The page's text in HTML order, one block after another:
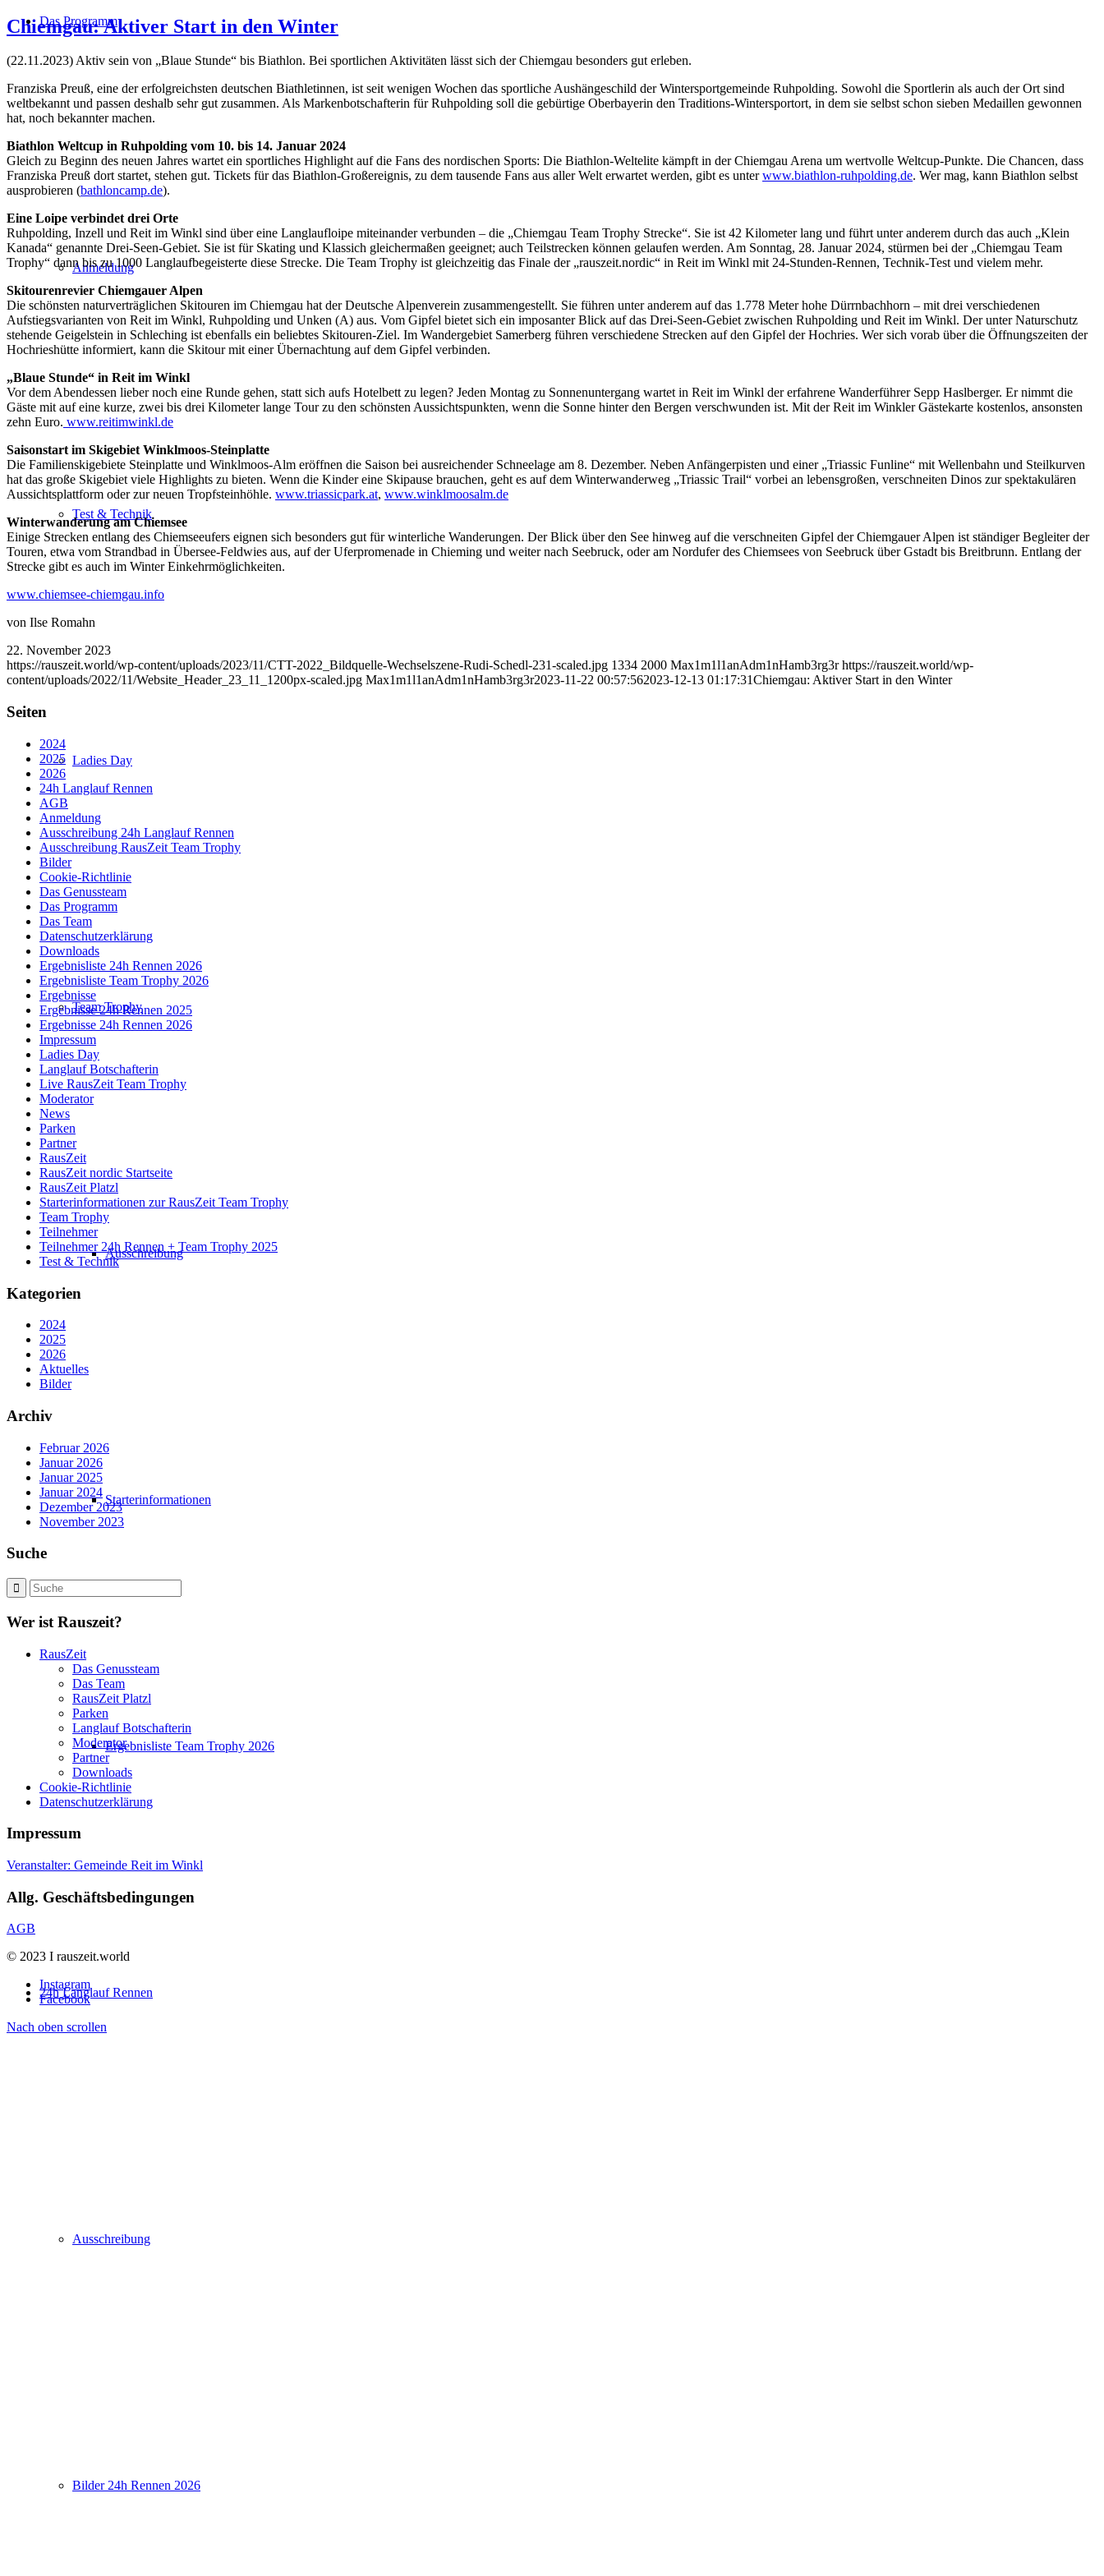
Das Programm
Anmeldung
Test & Technik
Ladies Day
Team Trophy
Ausschreibung
Starterinformationen
Ergebnisliste Team Trophy 2026
24h Langlauf Rennen
Ausschreibung
Bilder 24h Rennen 2026
Chiemgau: Aktiver Start in den Winter
(22.11.2023) Aktiv sein von „Blaue Stunde“ bis Biathlon. Bei sportlichen Aktivitäten lässt sich der Chiemgau besonders gut erleben.
Franziska Preuß, eine der erfolgreichsten deutschen Biathletinnen, ist seit wenigen Wochen das sportliche Aushängeschild der Wintersportgemeinde Ruhpolding. Sowohl die Sportlerin als auch der Ort sind
weltbekannt und passen deshalb sehr gut zusammen. Als Markenbotschafterin für Ruhpolding soll die gebürtige Oberbayerin den Traditions-Wintersportort, in dem sie selbst schon sieben Medaillen gewonnen
hat, noch bekannter machen.
Biathlon Weltcup in Ruhpolding vom 10. bis 14. Januar 2024
Gleich zu Beginn des neuen Jahres wartet ein sportliches Highlight auf die Fans des nordischen Sports: Die Biathlon-Weltelite kämpft in der Chiemgau Arena um wertvolle Weltcup-Punkte. Die Chancen, dass
Franziska Preuß dort startet, stehen gut. Tickets für das Biathlon-Großereignis, zu dem tausende Fans aus aller Welt erwartet werden, gibt es unterwww.biathlon-ruhpolding.de. Wer mag, kann Biathlon selbst
ausprobieren (bathloncamp.de).
Eine Loipe verbindet drei Orte
Ruhpolding, Inzell und Reit im Winkl sind über eine Langlaufloipe miteinander verbunden – die „Chiemgau Team Trophy Strecke“. Sie ist 42 Kilometer lang und führt unter anderem durch das auch „Klein
Kanada“ genannte Drei-Seen-Gebiet. Sie ist für Skating und Klassich gleichermaßen geeignet; auch Teilstrecken können gelaufen werden. Am Sonntag, 28. Januar 2024, stürmen bei der „Chiemgau Team
Trophy“ dann bis zu 1000 Langlaufbegeisterte diese Strecke. Die Team Trophy ist gleichzeitig das Finale der „rauszeit.nordic“ in Reit im Winkl mit 24-Stunden-Rennen, Technik-Test und vielem mehr.
Skitourenrevier Chiemgauer Alpen
Die schönsten naturverträglichen Skitouren im Chiemgau hat der Deutsche Alpenverein zusammengestellt. Sie führen unter anderem auf das 1.778 Meter hohe Dürrnbachhorn – mit drei verschiedenen
Aufstiegsvarianten von Reit im Winkl, Ruhpolding und Unken (A) aus. Vom Gipfel bietet sich ein imposanter Blick auf das Drei-Seen-Gebiet zwischen Ruhpolding und Reit im Winkl. Der unter Naturschutz
stehende Geigelstein in Schleching ist ebenfalls ein beliebtes Skitouren-Ziel. Im Wandergebiet Samerberg führen verschiedene Strecken auf den Gipfel der Hochries. Wer sich vorab über die Öffnungszeiten der
Hochrieshütte informiert, kann die Skitour mit einer Übernachtung auf dem Gipfel verbinden.
„Blaue Stunde“ in Reit im Winkl
Vor dem Abendessen lieber noch eine Runde gehen, statt sich aufs Hotelbett zu legen? Jeden Montag zu Sonnenuntergang wartet in Reit im Winkl der erfahrene Wanderführer Sepp Haslberger. Er nimmt die
Gäste mit auf eine kurze, zwei bis drei Kilometer lange Tour zu den schönsten Aussichtspunkten, wenn die Sonne hinter den Bergen verschwunden ist. Mit der Reit im Winkler Gästekarte kostenlos, ansonsten
zehn Euro. www.reitimwinkl.de
Saisonstart im Skigebiet Winklmoos-Steinplatte
Die Familienskigebiete Steinplatte und Winklmoos-Alm eröffnen die Saison bei ausreichender Schneelage am 8. Dezember. Neben Anfängerpisten und einer „Triassic Funline“ mit Wellenbahn und Steilkurven
hat das große Skigebiet viele Highlights zu bieten. Wenn die Kinder eine Skipause brauchen, geht es auf dem Winterwanderweg „Triassic Trail“ vorbei an lebensgroßen, verschneiten Dinos zur spektakulären
Aussichtsplattform oder zur neuen Tropfsteinhöhle. www.triassicpark.at, www.winklmoosalm.de
Winterwanderung am Chiemsee
Einige Strecken entlang des Chiemseeufers eignen sich besonders gut für winterliche Wanderungen. Der Blick über den See hinweg auf die verschneiten Gipfel der Chiemgauer Alpen ist ständiger Begleiter der
Touren, etwa vom Strandbad in Übersee-Feldwies aus, auf der Uferpromenade in Chieming und weiter nach Seebruck, oder am Nordufer des Chiemsees von Seebruck über Gstadt bis Breitbrunn. Entlang der
Strecke gibt es auch im Winter Einkehrmöglichkeiten.
www.chiemsee-chiemgau.info
von Ilse Romahn
22. November 2023
https://rauszeit.world/wp-content/uploads/2023/11/CTT-2022_Bildquelle-Wechselszene-Rudi-Schedl-231-scaled.jpg 1334 2000 Max1m1l1anAdm1nHamb3rg3r https://rauszeit.world/wp-
content/uploads/2022/11/Website_Header_23_11_1200px-scaled.jpg Max1m1l1anAdm1nHamb3rg3r2023-11-22 00:57:562023-12-13 01:17:31Chiemgau: Aktiver Start in den Winter
Seiten
2024
2025
2026
24h Langlauf Rennen
AGB
Anmeldung
Ausschreibung 24h Langlauf Rennen
Ausschreibung RausZeit Team Trophy
Bilder
Cookie-Richtlinie
Das Genussteam
Das Programm
Das Team
Datenschutzerklärung
Downloads
Ergebnisliste 24h Rennen 2026
Ergebnisliste Team Trophy 2026
Ergebnisse
Ergebnisse 24h Rennen 2025
Ergebnisse 24h Rennen 2026
Impressum
Ladies Day
Langlauf Botschafterin
Live RausZeit Team Trophy
Moderator
News
Parken
Partner
RausZeit
RausZeit nordic Startseite
RausZeit Platzl
Starterinformationen zur RausZeit Team Trophy
Team Trophy
Teilnehmer
Teilnehmer 24h Rennen + Team Trophy 2025
Test & Technik
Kategorien
2024
2025
2026
Aktuelles
Bilder
Archiv
Februar 2026
Januar 2026
Januar 2025
Januar 2024
Dezember 2023
November 2023
Suche
Wer ist Rauszeit?
RausZeit
Das Genussteam
Das Team
RausZeit Platzl
Parken
Langlauf Botschafterin
Moderator
Partner
Downloads
Cookie-Richtlinie
Datenschutzerklärung
Impressum
Veranstalter: Gemeinde Reit im Winkl
Allg. Geschäftsbedingungen
AGB
© 2023 I rauszeit.world
Instagram
Facebook
Nach oben scrollen